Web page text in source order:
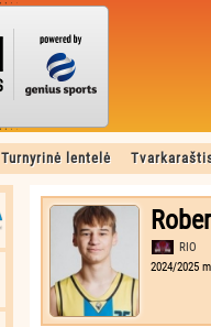
Turnyrinė lentelė
RIO
2024/2025